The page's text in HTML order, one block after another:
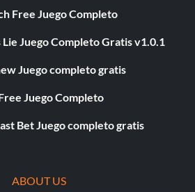
Free Juego Completo
Lie Juego Completo Gratis v1.0.1
Juego completo gratis
Juego Completo
Bet Juego completo gratis
ABOUT US